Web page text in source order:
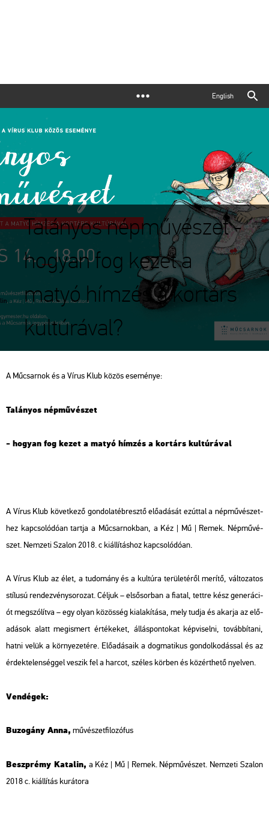
English
Talányos népművészet -
hogyan fog kezet a
matyó hímzés a kortárs
kultúrával?
A Mű­csar­nok és a Vírus Klub közös ese­mé­nye:
Ta­lá­nyos nép­mű­vé­szet
- ho­gyan fog kezet a matyó hím­zés a kor­társ kul­tú­rá­val
A Vírus Klub kö­vet­ke­ző gon­do­lat­éb­resz­tő elő­adá­sát ez­út­tal a nép­mű­vé­szet­
hez kap­cso­ló­dó­an tart­ja a Mű­csar­nok­ban, a Kéz | Mű | Remek. Nép­mű­vé­
szet. Nem­ze­ti Sza­lon 2018.c ki­ál­lí­tás­hoz kap­cso­ló­dó­an.
A Vírus Klub az élet, a tu­do­mány és a kul­tú­ra te­rü­le­té­ről me­rí­tő, vál­to­za­tos
stí­lu­sú ren­dez­vény­so­ro­zat. Cél­juk – el­ső­sor­ban a fi­a­tal, tett­re kész ge­ne­rá­ci­
ót meg­szó­lít­va – egy olyan kö­zös­ség ki­ala­kí­tá­sa, mely tudja és akar­ja az elő­
adá­sok alatt meg­is­mert ér­té­ke­ket, ál­lás­pon­to­kat kép­vi­sel­ni, to­váb­bí­ta­ni,
hatni velük a kör­nye­ze­té­re. Elő­adá­sa­ik a dog­ma­ti­kus gon­dol­ko­dás­sal és az
ér­dek­te­len­ség­gel ve­szik fel a har­cot, szé­les kör­ben és köz­ért­he­tő nyel­ven.
Ven­dé­gek:
Bu­zo­gány Anna, mű­vé­szet­fi­lo­zó­fus
Beszp­rémy Ka­ta­lin, a Kéz | Mű | Remek. Nép­mű­vé­szet. Nem­ze­ti Sza­lon
2018 c. ki­ál­lí­tás ku­rá­to­ra